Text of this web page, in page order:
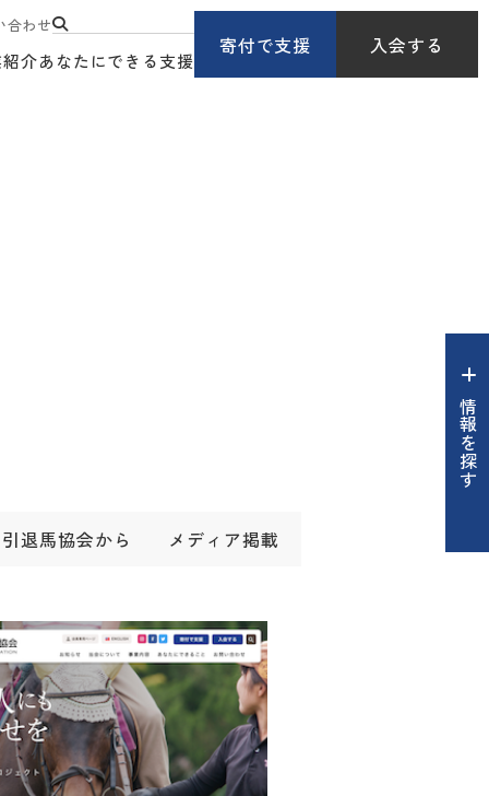
合わせ
介あなたにできる支援
寄付で支援 入会する
情報を探す
引退馬協会から メディア掲載